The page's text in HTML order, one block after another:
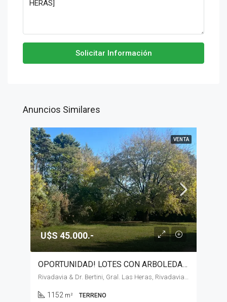
Solicitar Información
Anuncios Similares
VENTA
U$S 45.000.-
OPORTUNIDAD! LOTES CON ARBOLEDA A EXCELENTE PRECIO EN VENTA, GENERAL LAS HERAS
1152 m² TERRENO